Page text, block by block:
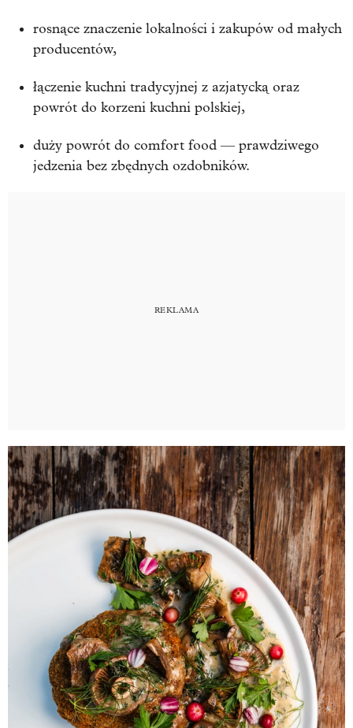
rosnące znaczenie lokalności i zakupów od małych
producentów,
łączenie kuchni tradycyjnej z azjatycką oraz
powrót do korzeni kuchni polskiej,
duży powrót do comfort food — prawdziwego
jedzenia bez zbędnych ozdobników.